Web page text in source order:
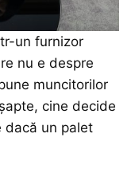
un furnizor
nu e despre
muncitorilor
cine decide
dacă un palet